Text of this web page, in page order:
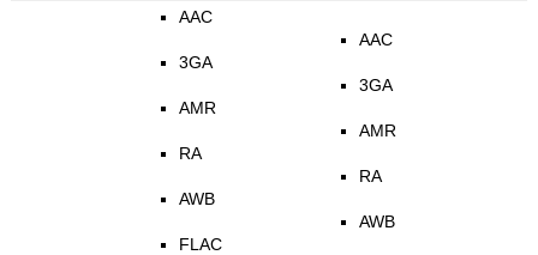
AAC
3GA
AMR
RA
AWB
FLAC
AAC
3GA
AMR
RA
AWB